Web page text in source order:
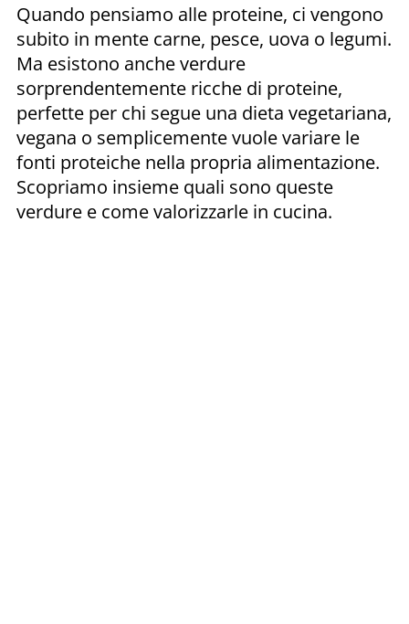
Quando pensiamo alle proteine, ci vengono
subito in mente carne, pesce, uova o legumi.
Ma esistono anche verdure
sorprendentemente ricche di proteine,
perfette per chi segue una dieta vegetariana,
vegana o semplicemente vuole variare le
fonti proteiche nella propria alimentazione.
Scopriamo insieme quali sono queste
verdure e come valorizzarle in cucina.